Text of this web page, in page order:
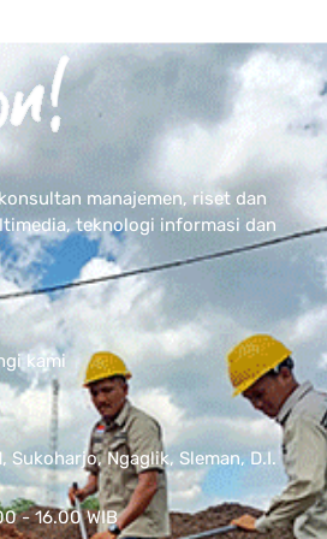
manajemen, riset dan
teknologi informasi dan
kami
Ngaglik, Sleman, D.I.
- 16.00 WIB